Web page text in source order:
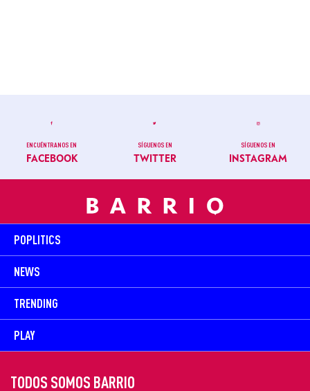
ENCUÉNTRANOS EN
FACEBOOK
SÍGUENOS EN
TWITTER
SÍGUENOS EN
INSTAGRAM
POPLITICS
NEWS
TRENDING
PLAY
TODOS SOMOS BARRIO